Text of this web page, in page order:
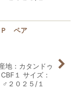
Ｐ ペア
地：カタンドゥ
１ サイズ：
２０２５/１